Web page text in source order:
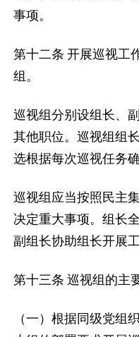
事项。
第十二条 开展巡视工
组。
巡视组分别设组长、
其他职位。巡视组组
选根据每次巡视任务
巡视组应当按照民主
决定重大事项。组长
副组长协助组长开展工
第十三条 巡视组的主
（一）根据同级党组